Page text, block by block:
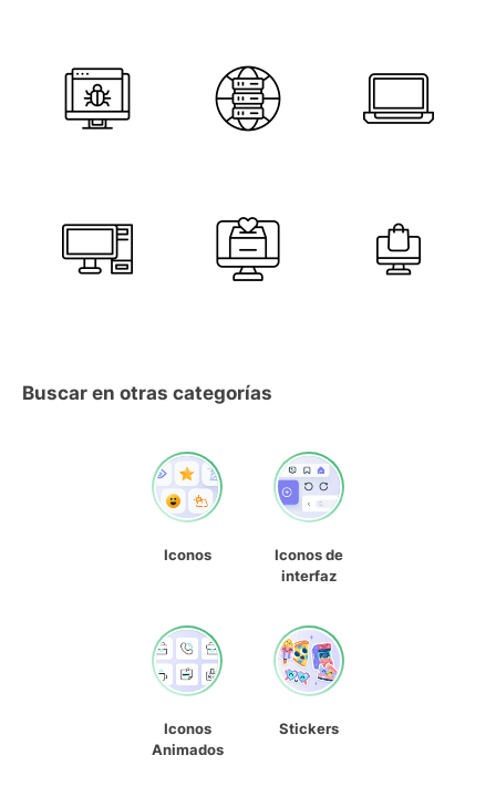
Buscar en otras categorías
Iconos
Iconos de
interfaz
Iconos
Animados
Stickers